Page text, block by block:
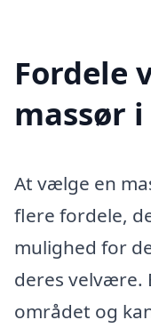
Fordele
massør
At vælge en
flere fordele,
mulighed for
deres velvære.
området og